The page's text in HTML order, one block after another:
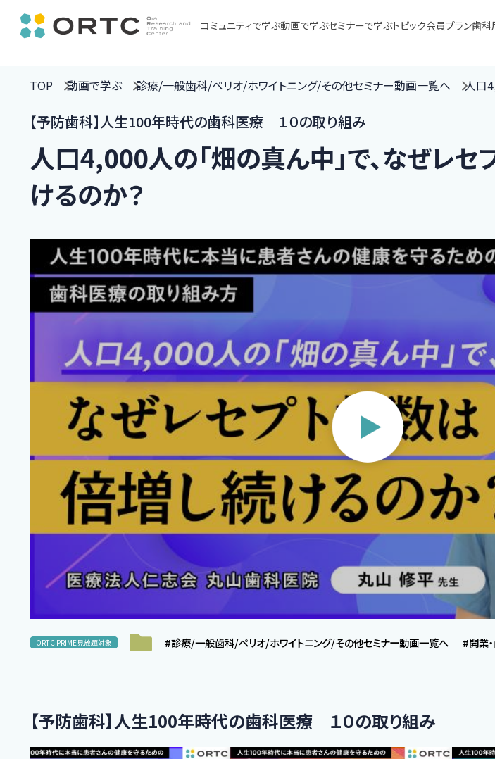
コミュニティで学ぶ動画で学ぶセミナーで学ぶトピック会員プラン歯科
TOP 動画で学ぶ 診療/一般歯科/ペリオ/ホワイトニング/その他セミナー動画一覧へ 人口
【予防歯科】人生100年時代の歯科医療 １０の取り組み
人口4,000人の「畑の真ん中」で、なぜレ
けるのか？
ORTC PRIME見放題対象 #診療/一般歯科/ペリオ/ホワイトニング/その他セミナー動画一覧へ #開業
【予防歯科】人生100年時代の歯科医療 １０の取り組み